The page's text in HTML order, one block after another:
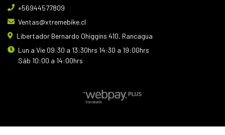
+56944577809
Ventas@xtremebike.cl
Libertador Bernardo Ohiggins 410, Rancagua
Lun a Vie 09:30 a 13:30hrs 14:30 a 19:00hrs
Sáb 10:00 a 14:00hrs